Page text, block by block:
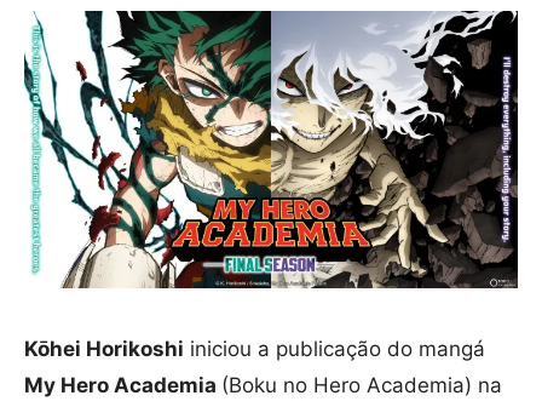
Kōhei Horikoshi iniciou a publicação do mangá
My Hero Academia (Boku no Hero Academia) na